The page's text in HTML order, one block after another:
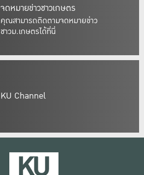
จดหมายข่าวชาวเกษตร
คุณสามารถติดตามจดหมายข่าว
ชาวม.เกษตรได้ที่นี่
KU Channel